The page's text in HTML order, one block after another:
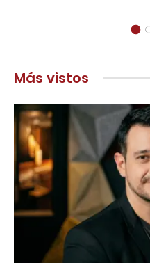
Más vistos